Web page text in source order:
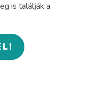
is találják a